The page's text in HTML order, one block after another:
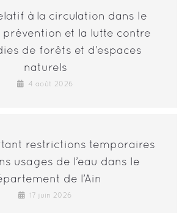
à la circulation dans le
prévention et la lutte contre
de forêts et d’espaces
naturels
4 août 2026
restrictions temporaires
usages de l’eau dans le
de l’Ain
17 juin 2026